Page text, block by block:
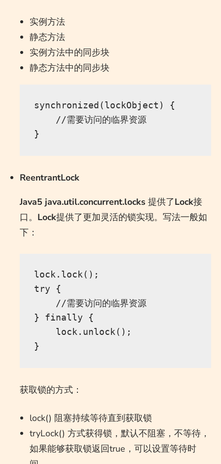
实例方法
静态方法
实例方法中的同步块
静态方法中的同步块
synchronized(lockObject) {
    //需要访问的临界资源
ReentrantLock
Java5 java.util.concurrent.locks 提供了Lock接
口。 Lock提供了更加灵活的锁实现。写法一般如
下：
lock.lock();
try {
    //需要访问的临界资源
} finally {
    lock.unlock();
获取锁的方式：
lock() 阻塞持续等待直到获取锁
tryLock() 方式获得锁，默认不阻塞，不等待，
如果能够获取锁返回true，可以设置等待时